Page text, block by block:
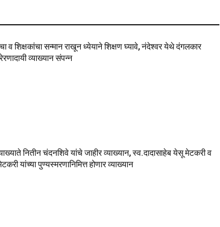
व शिक्षकांचा सन्मान राखून ध्येयाने शिक्षण घ्यावे, नंदेश्वर येथे दंगलकार
व्याख्यान संपन्न
नितीन चंदनशिवे यांचे जाहीर व्याख्यान, स्व.दादासाहेब येसू मेटकरी व
यांच्या पुण्यस्मरणानिमित्त होणार व्याख्यान